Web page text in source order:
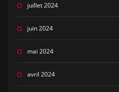
juillet 2024
juin 2024
mai 2024
avril 2024